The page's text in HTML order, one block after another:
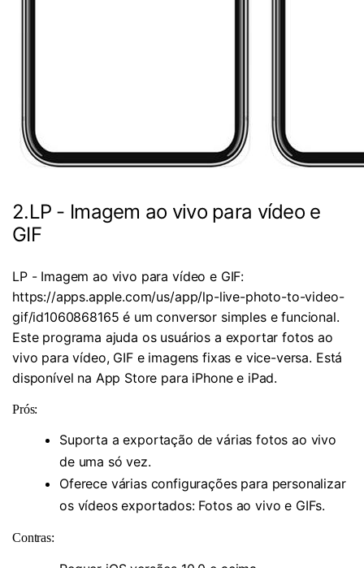
2.LP - Imagem ao vivo para vídeo e
GIF
LP - Imagem ao vivo para vídeo e GIF:
https://apps.apple.com/us/app/lp-live-photo-to-video-
gif/id1060868165 é um conversor simples e funcional.
Este programa ajuda os usuários a exportar fotos ao
vivo para vídeo, GIF e imagens fixas e vice-versa. Está
disponível na App Store para iPhone e iPad.
Prós:
Suporta a exportação de várias fotos ao vivo
de uma só vez.
Oferece várias configurações para personalizar
os vídeos exportados: Fotos ao vivo e GIFs.
Contras: